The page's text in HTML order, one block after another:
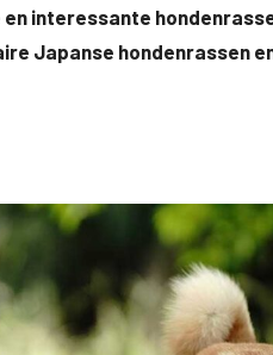
interessante
Japanse hondenrassen